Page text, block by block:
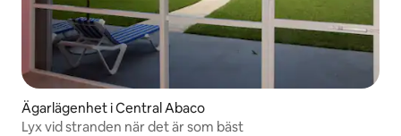
Ägarlägenhet i Central Abaco
Lyx vid stranden när det är som bäst